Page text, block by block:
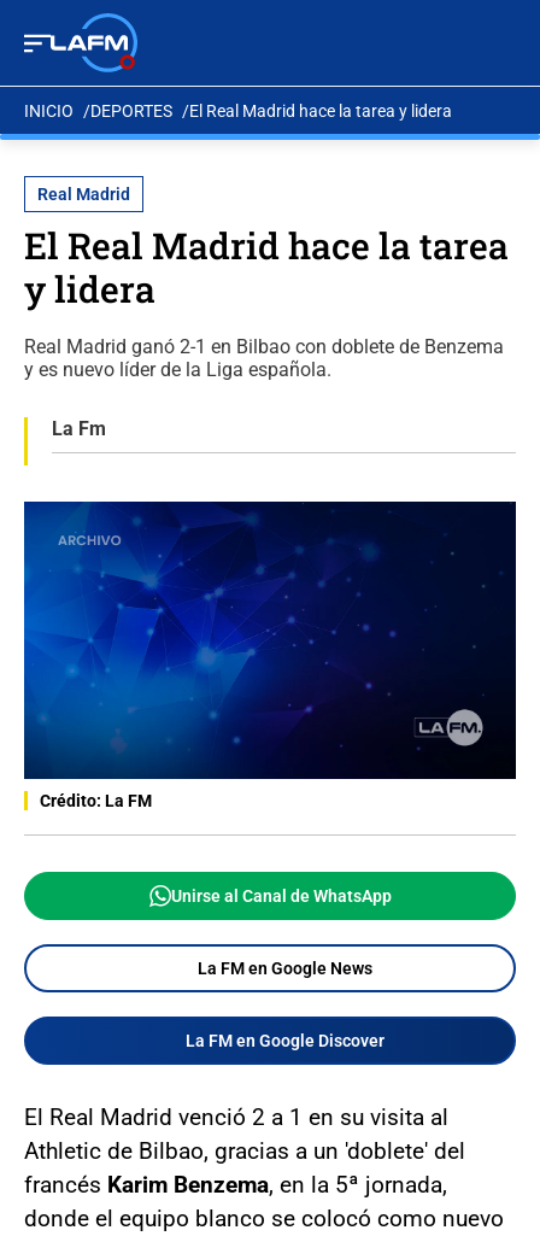
INICIO DEPORTES El Real Madrid hace la tarea y lidera
Real Madrid
El Real Madrid hace la tarea
y lidera
Real Madrid ganó 2-1 en Bilbao con doblete de Benzema
y es nuevo líder de la Liga española.
La Fm
Crédito: La FM
Unirse al Canal de WhatsApp
La FM en Google News
La FM en Google Discover
El Real Madrid venció 2 a 1 en su visita al
Athletic de Bilbao, gracias a un 'doblete' del
francés Karim Benzema, en la 5ª jornada,
donde el equipo blanco se colocó como nuevo